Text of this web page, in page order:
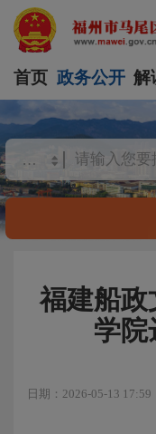
首页 政务公开 解
福建船政
学院
日期：2026-05-13 17:59